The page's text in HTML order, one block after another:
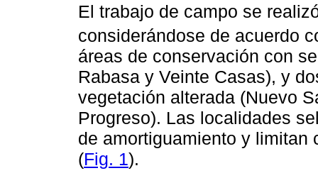
El trabajo de campo se
considerándose de acuerdo
áreas de conservación con
Rabasa y Veinte Casas), y
vegetación alterada (Nuevo
Progreso). Las localidades
de amortiguamiento y limitan
(Fig. 1).